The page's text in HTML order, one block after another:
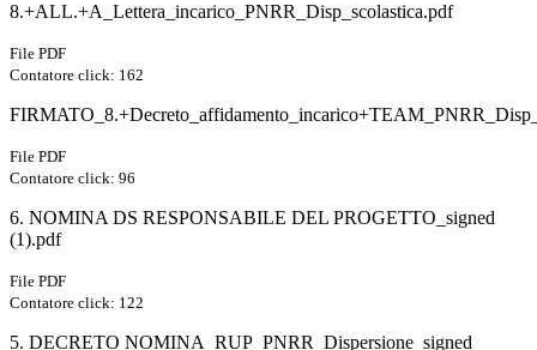
8.+ALL.+A_Lettera_incarico_PNRR_Disp_scolastica.pdf
File PDF
Contatore click: 162
File PDF
Contatore click: 96
6. NOMINA DS RESPONSABILE DEL PROGETTO_signed
(1).pdf
File PDF
Contatore click: 122
5. DECRETO NOMINA_RUP_PNRR_Dispersione_signed